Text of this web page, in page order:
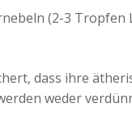
(2-3
dass ihre
weder